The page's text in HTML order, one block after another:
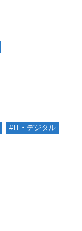
#IT・デジタル